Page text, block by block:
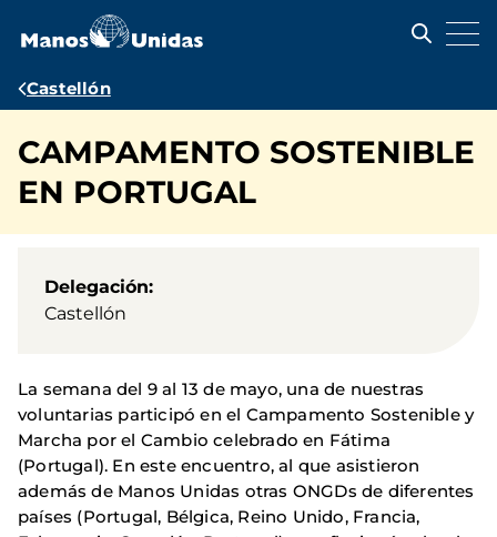
contenido
Ruta
navegación
Castellón
CAMPAMENTO SOSTENIBLE
EN PORTUGAL
Delegación
Castellón
La semana del 9 al 13 de mayo, una de nuestras
voluntarias participó en el Campamento Sostenible y
Marcha por el Cambio celebrado en Fátima
(Portugal). En este encuentro, al que asistieron
además de Manos Unidas otras ONGDs de diferentes
países (Portugal, Bélgica, Reino Unido, Francia,